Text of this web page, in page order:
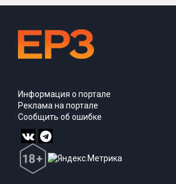
Информация о портале
Реклама на портале
Сообщить об ошибке